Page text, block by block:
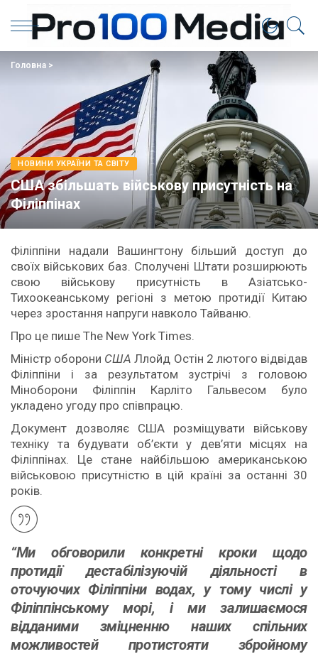
Головна>
НОВИНИ УКРАЇНИ ТА СВІТУ
США збільшать військову присутність на
Філіппінах
Філіппіни надали Вашингтону більший доступ до
своїх військових баз. Сполучені Штати розширюють
свою військову присутність в Азіатсько-
Тихоокеанському регіоні з метою протидії Китаю
через зростання напруги навколо Тайваню.
Про це пише The New York Times.
Міністр оборони США Ллойд Остін 2 лютого відвідав
Філіппіни і за результатом зустрічі з головою
Міноборони Філіппін Карліто Гальвесом було
укладено угоду про співпрацю.
Документ дозволяє США розміщувати військову
техніку та будувати об’єкти у дев’яти місцях на
Філіппінах. Це стане найбільшою американською
військовою присутністю в цій країні за останні 30
років.
“Ми обговорили конкретні кроки щодо
протидії дестабілізуючій діяльності в
оточуючих Філіппіни водах, у тому числі у
Філіппінському морі, і ми залишаємося
відданими зміцненню наших спільних
можливостей протистояти збройному